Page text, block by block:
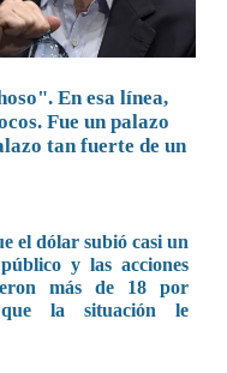
En esa línea,
Fue un palazo
tan fuerte de un
el dólar subió casi un
y las acciones
más de 18 por
la situación le